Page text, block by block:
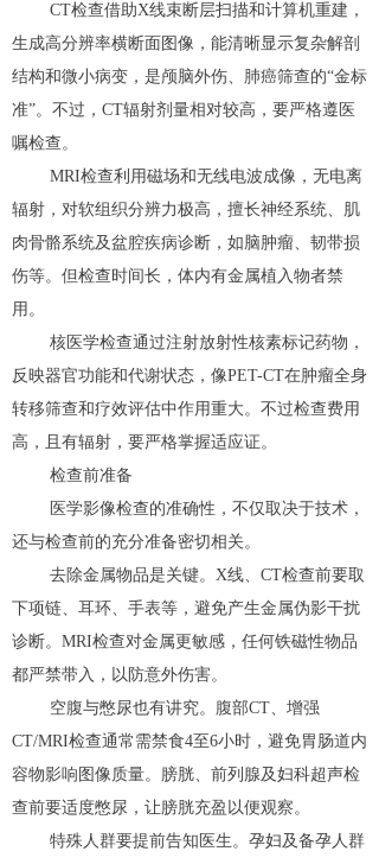
CT检查借助X线束断层扫描和计算机重建，
生成高分辨率横断面图像，能清晰显示复杂解剖
结构和微小病变，是颅脑外伤、肺癌筛查的“金标
准”。不过，CT辐射剂量相对较高，要严格遵医
嘱检查。
MRI检查利用磁场和无线电波成像，无电离
辐射，对软组织分辨力极高，擅长神经系统、肌
肉骨骼系统及盆腔疾病诊断，如脑肿瘤、韧带损
伤等。但检查时间长，体内有金属植入物者禁
用。
核医学检查通过注射放射性核素标记药物，
反映器官功能和代谢状态，像PET-CT在肿瘤全身
转移筛查和疗效评估中作用重大。不过检查费用
高，且有辐射，要严格掌握适应证。
检查前准备
医学影像检查的准确性，不仅取决于技术，
还与检查前的充分准备密切相关。
去除金属物品是关键。X线、CT检查前要取
下项链、耳环、手表等，避免产生金属伪影干扰
诊断。MRI检查对金属更敏感，任何铁磁性物品
都严禁带入，以防意外伤害。
空腹与憋尿也有讲究。腹部CT、增强
CT/MRI检查通常需禁食4至6小时，避免胃肠道内
容物影响图像质量。膀胱、前列腺及妇科超声检
查前要适度憋尿，让膀胱充盈以便观察。
特殊人群要提前告知医生。孕妇及备孕人群